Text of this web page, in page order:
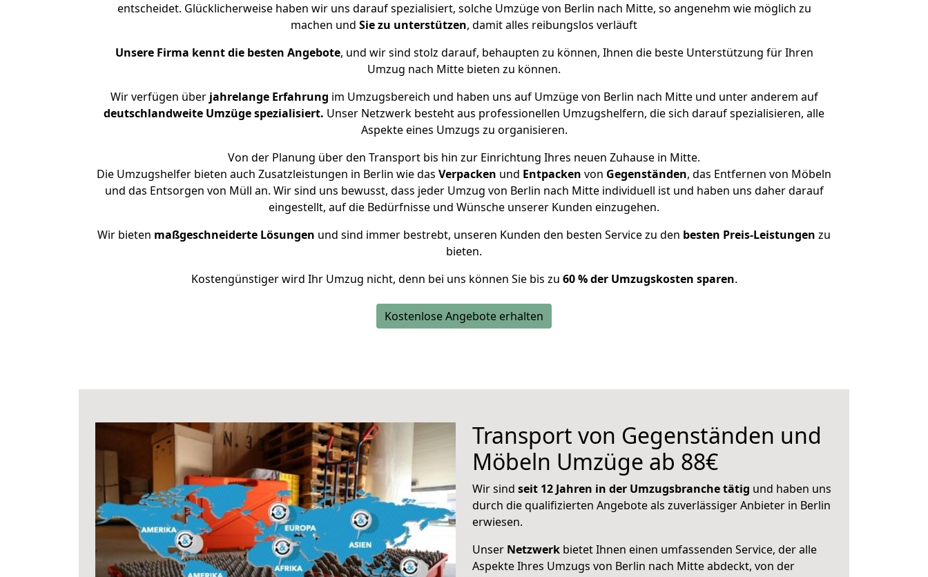
entscheidet. Glücklicherweise haben wir uns darauf spezialisiert, solche Umzüge von Berlin nach Mitte, so angenehm wie möglich zu
machen und Sie zu unterstützen, damit alles reibungslos verläuft
Unsere Firma kennt die besten Angebote, und wir sind stolz darauf, behaupten zu können, Ihnen die beste Unterstützung für Ihren
Umzug nach Mitte bieten zu können.
Wir verfügen überjahrelange Erfahrung im Umzugsbereich und haben uns auf Umzüge von Berlin nach Mitte und unter anderem auf
deutschlandweite Umzüge spezialisiert. Unser Netzwerk besteht aus professionellen Umzugshelfern, die sich darauf spezialisieren, alle
Aspekte eines Umzugs zu organisieren.
Von der Planung über den Transport bis hin zur Einrichtung Ihres neuen Zuhause in Mitte.
Die Umzugshelfer bieten auch Zusatzleistungen in Berlin wie das Verpacken und Entpacken von Gegenständen, das Entfernen von Möbeln
und das Entsorgen von Müll an. Wir sind uns bewusst, dass jeder Umzug von Berlin nach Mitte individuell ist und haben uns daher darauf
eingestellt, auf die Bedürfnisse und Wünsche unserer Kunden einzugehen.
Wir bieten maßgeschneiderte Lösungen und sind immer bestrebt, unseren Kunden den besten Service zu den besten Preis-Leistungen zu
bieten.
Kostengünstiger wird Ihr Umzug nicht, denn bei uns können Sie bis zu 60 % der Umzugskosten sparen.
Kostenlose Angebote erhalten
Transport von Gegenständen und
Möbeln Umzüge ab 88€
Wir sind seit 12 Jahren in der Umzugsbranche tätig und haben uns
durch die qualifizierten Angebote als zuverlässiger Anbieter in Berlin
erwiesen.
Unser Netzwerk bietet Ihnen einen umfassenden Service, der alle
Aspekte Ihres Umzugs von Berlin nach Mitte abdeckt, von der